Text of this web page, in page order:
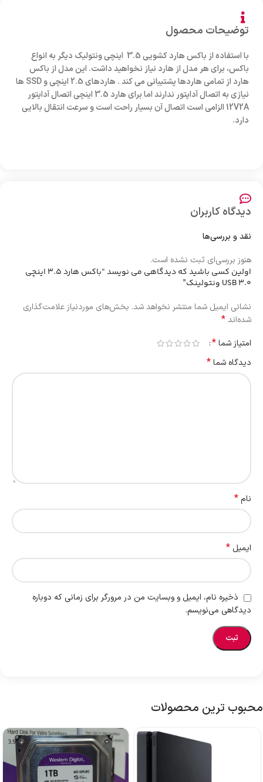
توضیحات محصول
با استفاده از باکس هارد کشویی 3.5 اینچی ونتولیک دیگر به انواع
باکس، برای هر مدل از هارد نیاز نخواهید داشت. این مدل از باکس
هارد از تمامی هاردها پشتیبانی می کند . هاردهای 2.5 اینچی و SSD ها
نیازی به اتصال آداپتور ندارند اما برای هارد 3.5 اینچی اتصال آداپتور
12V2A الزامی است اتصال آن بسیار راحت است و سرعت انتقال بالایی
دارد.
دیدگاه کاربران
نقد و بررسی‌ها
هنوز بررسی‌ای ثبت نشده است.
اولین کسی باشید که دیدگاهی می نویسد “باکس هارد 3.5 اینچی
USB 3.0 ونتولینک”
نشانی ایمیل شما منتشر نخواهد شد. بخش‌های موردنیاز علامت‌گذاری
شده‌اند*
امتیاز شما*
دیدگاه شما*
نام*
ایمیل *
ذخیره نام، ایمیل و وبسایت من در مرورگر برای زمانی که دوباره
دیدگاهی می‌نویسم.
محبوب ترین محصولات